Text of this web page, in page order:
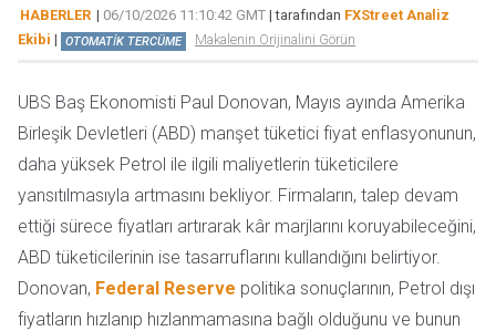
HABERLER | 06/10/2026 11:10:42 GMT | tarafından FXStreet Analiz
Ekibi | OTOMATİK TERCÜME Makalenin Orijinalini Görün
UBS Baş Ekonomisti Paul Donovan, Mayıs ayında Amerika
Birleşik Devletleri (ABD) manşet tüketici fiyat enflasyonunun,
daha yüksek Petrol ile ilgili maliyetlerin tüketicilere
yansıtılmasıyla artmasını bekliyor. Firmaların, talep devam
ettiği sürece fiyatları artırarak kâr marjlarını koruyabileceğini,
ABD tüketicilerinin ise tasarruflarını kullandığını belirtiyor.
Donovan, Federal Reserve politika sonuçlarının, Petrol dışı
fiyatların hızlanıp hızlanmamasına bağlı olduğunu ve bunun